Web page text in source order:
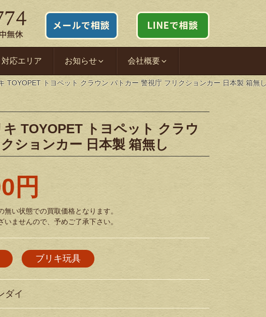
対応エリア お知らせ 会社概要
TOYOPET トヨペット クラウン パトカー 警視庁 フリクションカー 日本製 箱無
TOYOPET トヨペット クラウ
ションカー 日本製 箱無し
円
い状態での買取価格となります。
ませんので、予めご了承下さい。
ブリキ玩具
ダイ